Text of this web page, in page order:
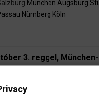
München Augsburg
Nürnberg Köln
3. reggel,
száma: 3